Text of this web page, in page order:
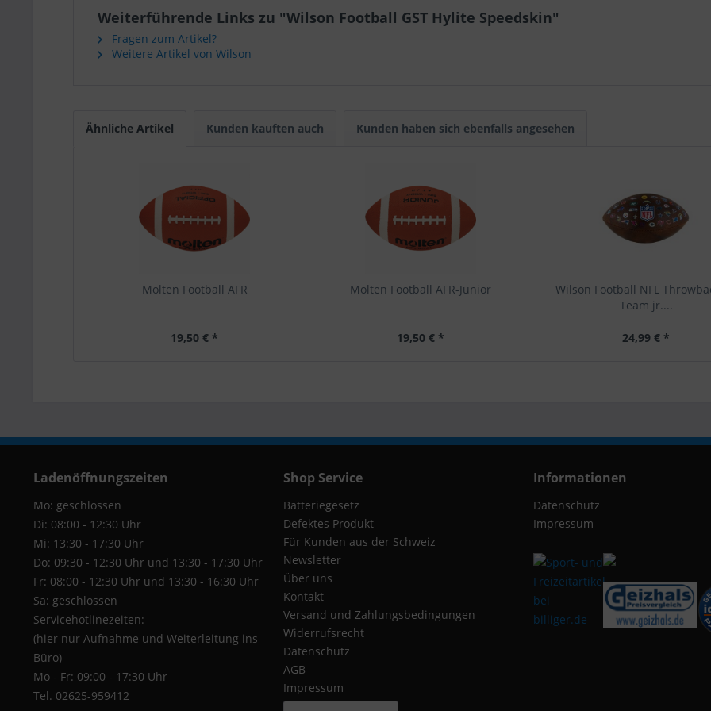
Weiterführende Links zu "Wilson Football GST Hylite Speedskin"
Fragen zum Artikel?
Weitere Artikel von Wilson
Ähnliche Artikel Kunden kauften auch Kunden haben sich ebenfalls angesehen
Molten Football AFR
19,50 € *
Molten Football AFR-Junior
19,50 € *
Wilson Football NFL
Team jr....
24,99 € *
Ladenöffnungszeiten
Mo: geschlossen
Di: 08:00 - 12:30 Uhr
Mi: 13:30 - 17:30 Uhr
Do: 09:30 - 12:30 Uhr und 13:30 - 17:30 Uhr
Fr: 08:00 - 12:30 Uhr und 13:30 - 16:30 Uhr
Sa: geschlossen
Servicehotlinezeiten:
(hier nur Aufnahme und Weiterleitung ins
Büro)
Mo - Fr: 09:00 - 17:30 Uhr
Tel. 02625-959412
Shop Service
Batteriegesetz
Defektes Produkt
Für Kunden aus der Schweiz
Newsletter
Über uns
Kontakt
Versand und Zahlungsbedingungen
Widerrufsrecht
Datenschutz
AGB
Impressum
Informationen
Datenschutz
Impressum